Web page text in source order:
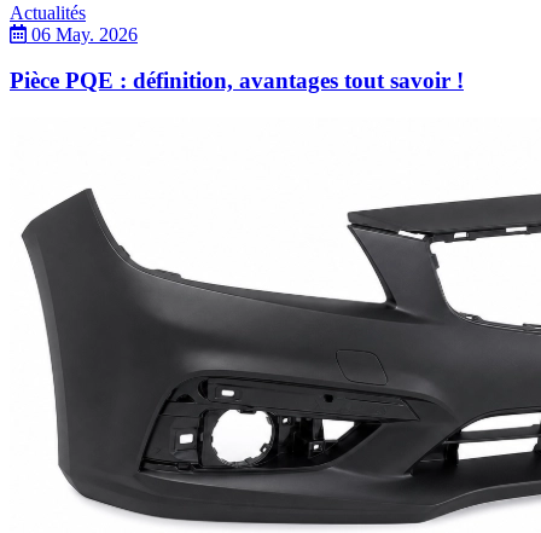
Actualités
06 May. 2026
Pièce PQE : définition, avantages tout savoir !